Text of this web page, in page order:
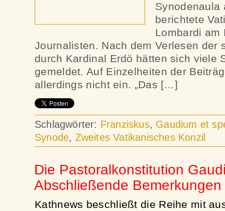
Synodenaula
berichtete
Lombardi am
Journalisten. Nach dem Verlesen der
durch Kardinal Erdö hätten sich viele
gemeldet. Auf Einzelheiten der
allerdings nicht ein. „Das […]
Schlagwörter: Franziskus, Gaudium et
Synode, Zweites Vatikanisches Konzil
Die Pastoralkonstitution
Abschließende Bemerkungen
Kathnews beschließt die Reihe mit